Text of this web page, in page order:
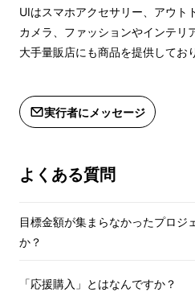
ジが出て、OSアップデ
なる恐れがあります。
でも純正品以外のものや
り、100%まで充電できな
しています。
当プロダクトはAppleが
お使いいただけます！
UIはスマホアクセサリー、アウト
カメラ、ファッションやインテリ
大手量販店にも商品を提供してお
実行者にメッセージ
よくある質問
目標金額が集まらなかったプロジ
か？
「応援購入」とはなんですか？